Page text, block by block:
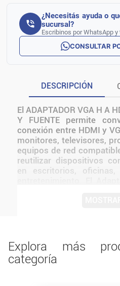
¿Necesitás ayuda o
sucursal?
Escribinos por WhatsApp
CONSULTAR
DESCRIPCIÓN
El ADAPTADOR VGA H A
Y FUENTE permite
conexión entre HDMI y
monitores, televisores,
equipos de red
reutilizar dispositivos
en escritorios,
calidad, ideal para
proyectores y monitores
modernas
Explora más
categoría